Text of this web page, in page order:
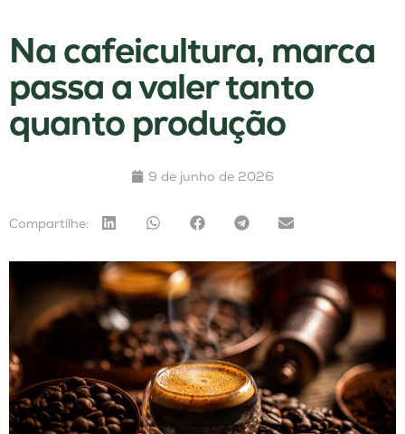
Na cafeicultura, marca
passa a valer tanto
quanto produção
9 de junho de 2026
Compartilhe: